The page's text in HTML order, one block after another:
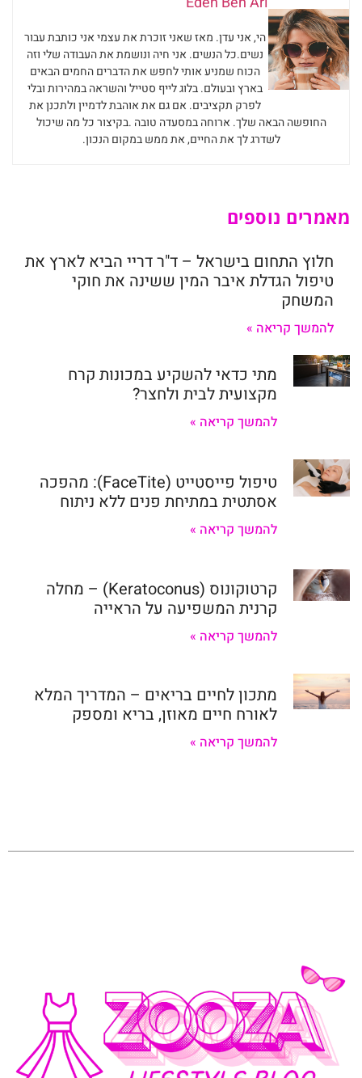
הי, אני עדן. מאז שאני זוכרת את עצמי אני כותבת עבור
נשים.כל הנשים. אני חיה ונושמת את העבודה שלי וזה
הכוח שמניע אותי לחפש את הדברים החמים הבאים
בארץ ובעולם. בלוג לייף סטייל והשראה במהירות ובלי
לפרק תקציבים. אם גם את אוהבת לדמיין ולתכנן את
החופשה הבאה שלך. ארוחה במסעדה טובה .בקיצור כל מה שיכול
לשדרג לך את החיים, את ממש במקום הנכון.
מאמרים נוספים
חלוץ התחום בישראל – ד"ר דריי הביא לארץ את
טיפול הגדלת איבר המין ששינה את חוקי
המשחק
להמשך קריאה »
מתי כדאי להשקיע במכונות קרח
מקצועית לבית ולחצר?
להמשך קריאה »
טיפול פייסטייט (FaceTite): מהפכה
אסתטית במתיחת פנים ללא ניתוח
להמשך קריאה »
קרטוקונוס (Keratoconus) – מחלה
קרנית המשפיעה על הראייה
להמשך קריאה »
מתכון לחיים בריאים – המדריך המלא
לאורח חיים מאוזן, בריא ומספק
להמשך קריאה »